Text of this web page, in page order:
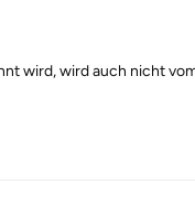
wird, wird auch nicht